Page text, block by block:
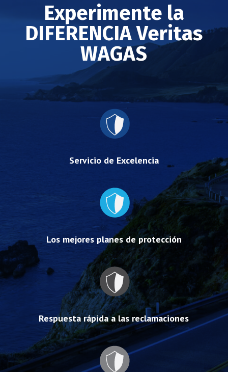
Experimente la
DIFERENCIA Veritas
WAGAS
Servicio de Excelencia
Los mejores planes de protección
Respuesta rápida a las reclamaciones